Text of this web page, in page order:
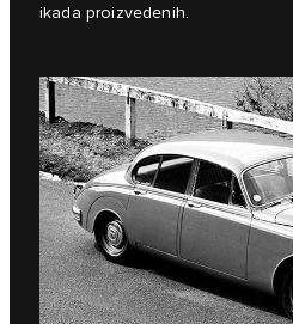
ikada proizvedenih.